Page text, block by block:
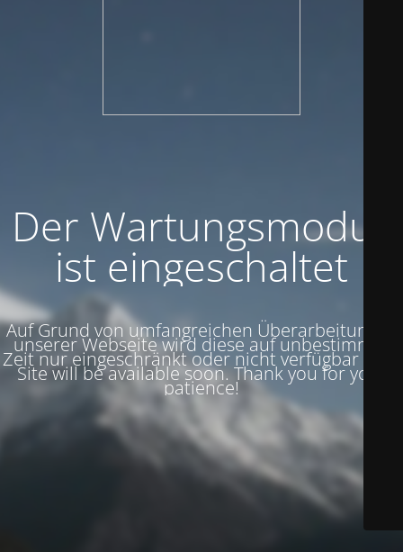
Der Wartungsmodus
ist eingeschaltet
Auf Grund von umfangreichen Überarbeitungen
unserer Webseite wird diese auf unbestimmte
Zeit nur eingeschränkt oder nicht verfügbar sein.
Site will be available soon. Thank you for your
patience!